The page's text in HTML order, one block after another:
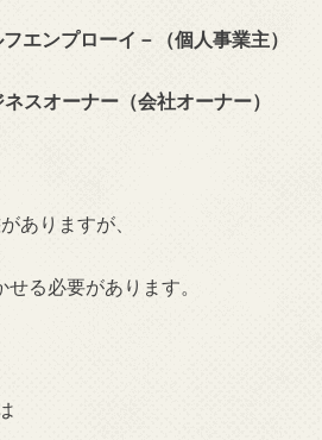
エンプローイ－（個人事業主）
スオーナー（会社オーナー）
ありますが、
る必要があります。